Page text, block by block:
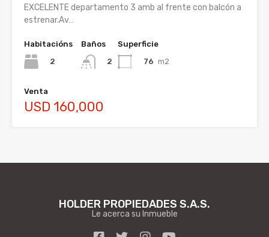
EXCELENTE departamento 3 amb al frente con balcón a
estrenar.Av…
Habitacións
2
Baños
2
Superficie
76 m2
Venta
USD 160,000
HOLDER PROPIEDADES S.A.S.
Le acerca su Inmueble